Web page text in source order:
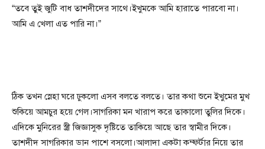
“তবে তুই জুটি বাধ তাশদীদের সাথে।ইখুমকে আমি হারাতে পারবো না।
আমি এ খেলা এত পারি না।”
ঠিক তখন স্নেহা ঘরে ঢুকলো এসব বলতে বলতে। তার কথা শুনে ইখুমের মুখ
শুকিয়ে আমচুর হয়ে গেল।সাগরিকা মন খারাপ করে তাকালো তুলির দিকে।
এদিকে মুনিরের স্ত্রী জিজ্ঞাসুক দৃষ্টিতে তাকিয়ে আছে তার স্বামীর দিকে।
তাশদীদ সাগরিকার ডান পাশে বসলো।আলাদা একটা কম্ফর্টার নিয়ে তার